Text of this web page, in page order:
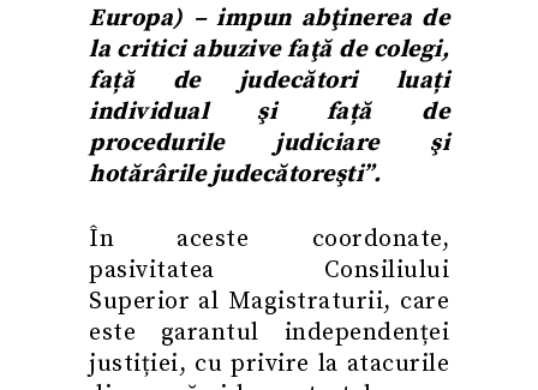
Europa) – impun abţinerea de
la critici abuzive faţă de colegi,
față de judecători luați
individual şi față de
procedurile judiciare şi
hotărârile judecătoreşti”.
În aceste coordonate,
pasivitatea Consiliului
Superior al Magistraturii, care
este garantul independenței
justiției, cu privire la atacurile